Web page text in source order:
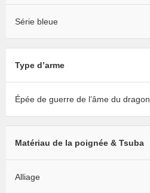
Série bleue
Type d’arme
Épée de guerre de l’âme du dragon
Matériau de la poignée & Tsuba
Alliage